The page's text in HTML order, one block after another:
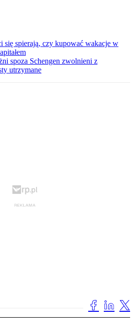
spierają, czy kupować wakacje w
spoza Schengen zwolnieni z
utrzymane